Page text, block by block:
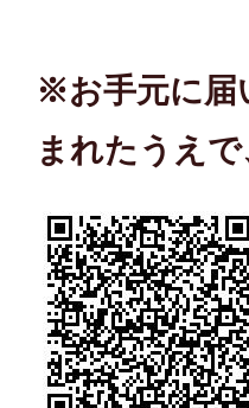
※お手元に届
まれたうえ